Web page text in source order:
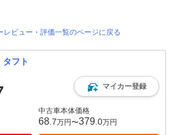
レビュー・評価一覧のページに戻る
タフト
マイカー登録
中古車本体価格
68 .7万円〜379 .0万円